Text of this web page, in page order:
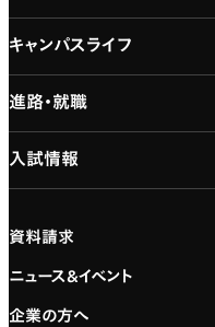
学長メッセージ
大学概要と組織図
建学の精神
デジタルハリウッド校友会
学部紹介
専門：3DCG・VFX
専門：ゲーム・プログラミング
専門：グラフィックデザイン
キャンパスライフ
キャンパスライフ
施設紹介
進路・就職
進路・就職
就職実績
入試情報
アドミッション・ポリシー
資料請求
ニュース&イベント
企業の方へ